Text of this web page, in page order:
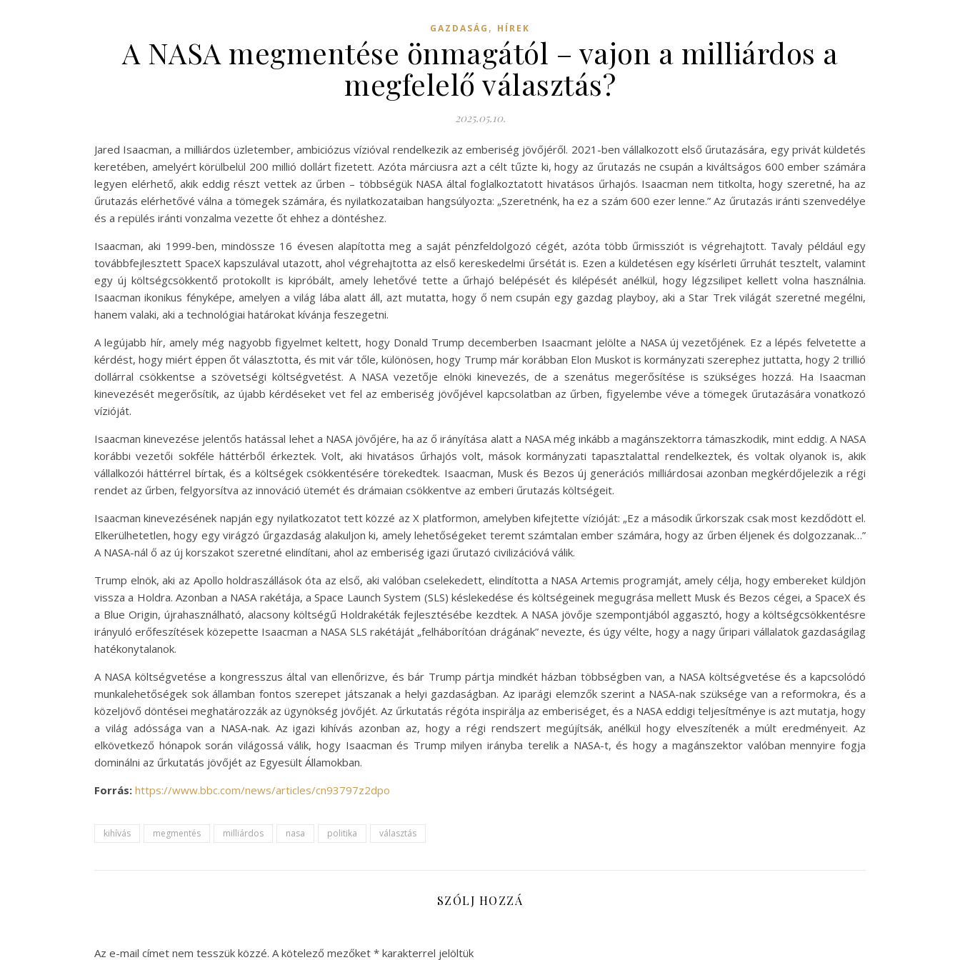
GAZDASÁG , HÍREK
A NASA megmentése önmagától – vajon a milliárdos a
megfelelő választás?
2025.05.10.
Jared Isaacman, a milliárdos üzletember, ambiciózus vízióval rendelkezik az emberiség jövőjéről. 2021-ben vállalkozott első űrutazására, egy privát küldetés
keretében, amelyért körülbelül 200 millió dollárt fizetett. Azóta márciusra azt a célt tűzte ki, hogy az űrutazás ne csupán a kiváltságos 600 ember számára
legyen elérhető, akik eddig részt vettek az űrben – többségük NASA által foglalkoztatott hivatásos űrhajós. Isaacman nem titkolta, hogy szeretné, ha az
űrutazás elérhetővé válna a tömegek számára, és nyilatkozataiban hangsúlyozta: „Szeretnénk, ha ez a szám 600 ezer lenne.” Az űrutazás iránti szenvedélye
és a repülés iránti vonzalma vezette őt ehhez a döntéshez.
Isaacman, aki 1999-ben, mindössze 16 évesen alapította meg a saját pénzfeldolgozó cégét, azóta több űrmissziót is végrehajtott. Tavaly például egy
továbbfejlesztett SpaceX kapszulával utazott, ahol végrehajtotta az első kereskedelmi űrsétát is. Ezen a küldetésen egy kísérleti űrruhát tesztelt, valamint
egy új költségcsökkentő protokollt is kipróbált, amely lehetővé tette a űrhajó belépését és kilépését anélkül, hogy légzsilipet kellett volna használnia.
Isaacman ikonikus fényképe, amelyen a világ lába alatt áll, azt mutatta, hogy ő nem csupán egy gazdag playboy, aki a Star Trek világát szeretné megélni,
hanem valaki, aki a technológiai határokat kívánja feszegetni.
A legújabb hír, amely még nagyobb figyelmet keltett, hogy Donald Trump decemberben Isaacmant jelölte a NASA új vezetőjének. Ez a lépés felvetette a
kérdést, hogy miért éppen őt választotta, és mit vár tőle, különösen, hogy Trump már korábban Elon Muskot is kormányzati szerephez juttatta, hogy 2 trillió
dollárral csökkentse a szövetségi költségvetést. A NASA vezetője elnöki kinevezés, de a szenátus megerősítése is szükséges hozzá. Ha Isaacman
kinevezését megerősítik, az újabb kérdéseket vet fel az emberiség jövőjével kapcsolatban az űrben, figyelembe véve a tömegek űrutazására vonatkozó
vízióját.
Isaacman kinevezése jelentős hatással lehet a NASA jövőjére, ha az ő irányítása alatt a NASA még inkább a magánszektorra támaszkodik, mint eddig. A NASA
korábbi vezetői sokféle háttérből érkeztek. Volt, aki hivatásos űrhajós volt, mások kormányzati tapasztalattal rendelkeztek, és voltak olyanok is, akik
vállalkozói háttérrel bírtak, és a költségek csökkentésére törekedtek. Isaacman, Musk és Bezos új generációs milliárdosai azonban megkérdőjelezik a régi
rendet az űrben, felgyorsítva az innováció ütemét és drámaian csökkentve az emberi űrutazás költségeit.
Isaacman kinevezésének napján egy nyilatkozatot tett közzé az X platformon, amelyben kifejtette vízióját: „Ez a második űrkorszak csak most kezdődött el.
Elkerülhetetlen, hogy egy virágzó űrgazdaság alakuljon ki, amely lehetőségeket teremt számtalan ember számára, hogy az űrben éljenek és dolgozzanak…”
A NASA-nál ő az új korszakot szeretné elindítani, ahol az emberiség igazi űrutazó civilizációvá válik.
Trump elnök, aki az Apollo holdraszállások óta az első, aki valóban cselekedett, elindította a NASA Artemis programját, amely célja, hogy embereket küldjön
vissza a Holdra. Azonban a NASA rakétája, a Space Launch System (SLS) késlekedése és költségeinek megugrása mellett Musk és Bezos cégei, a SpaceX és
a Blue Origin, újrahasználható, alacsony költségű Holdrakéták fejlesztésébe kezdtek. A NASA jövője szempontjából aggasztó, hogy a költségcsökkentésre
irányuló erőfeszítések közepette Isaacman a NASA SLS rakétáját „felháborítóan drágának” nevezte, és úgy vélte, hogy a nagy űripari vállalatok gazdaságilag
hatékonytalanok.
A NASA költségvetése a kongresszus által van ellenőrizve, és bár Trump pártja mindkét házban többségben van, a NASA költségvetése és a kapcsolódó
munkalehetőségek sok államban fontos szerepet játszanak a helyi gazdaságban. Az iparági elemzők szerint a NASA-nak szüksége van a reformokra, és a
közeljövő döntései meghatározzák az ügynökség jövőjét. Az űrkutatás régóta inspirálja az emberiséget, és a NASA eddigi teljesítménye is azt mutatja, hogy
a világ adóssága van a NASA-nak. Az igazi kihívás azonban az, hogy a régi rendszert megújítsák, anélkül hogy elveszítenék a múlt eredményeit. Az
elkövetkező hónapok során világossá válik, hogy Isaacman és Trump milyen irányba terelik a NASA-t, és hogy a magánszektor valóban mennyire fogja
dominálni az űrkutatás jövőjét az Egyesült Államokban.
Forrás: https://www.bbc.com/news/articles/cn93797z2dpo
kihívás megmentés milliárdos nasa politika választás
SZÓLJ HOZZÁ
Az e-mail címet nem tesszük közzé. A kötelező mezőket * karakterrel jelöltük